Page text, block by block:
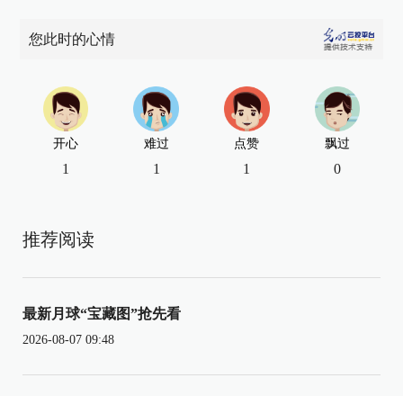
您此时的心情
开心
1
难过
1
点赞
1
飘过
0
推荐阅读
最新月球“宝藏图”抢先看
2026-08-07 09:48